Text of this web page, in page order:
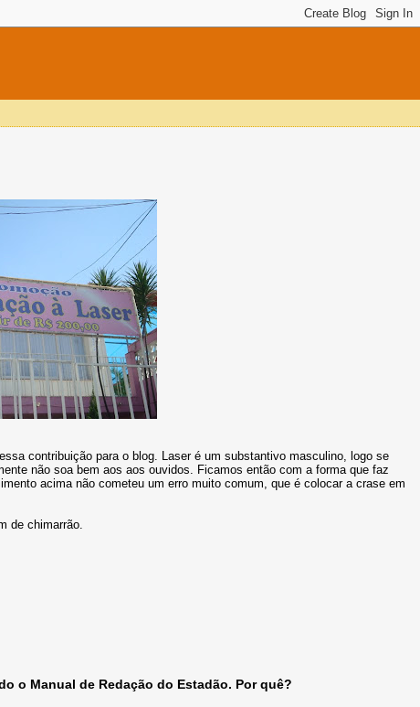
contribuição para o blog. Laser é um substantivo masculino, logo se
não soa bem aos aos ouvidos. Ficamos então com a forma que faz
acima não cometeu um erro muito comum, que é colocar a crase em
de chimarrão.
o Manual de Redação do Estadão. Por quê?